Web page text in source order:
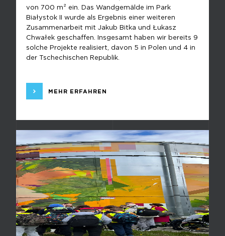
von 700 m² ein. Das Wandgemälde im Park
Białystok II wurde als Ergebnis einer weiteren
Zusammenarbeit mit Jakub Bitka und Łukasz
Chwałek geschaffen. Insgesamt haben wir bereits 9
solche Projekte realisiert, davon 5 in Polen und 4 in
der Tschechischen Republik.
MEHR ERFAHREN